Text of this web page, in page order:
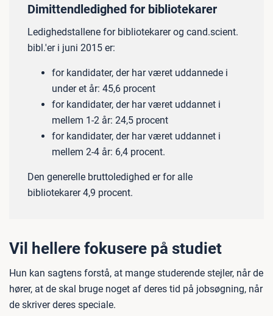
Dimittendledighed for bibliotekarer
Ledighedstallene for bibliotekarer og cand.scient.
bibl.'er i juni 2015 er:
for kandidater, der har været uddannede i
under et år: 45,6 procent
for kandidater, der har været uddannet i
mellem 1-2 år: 24,5 procent
for kandidater, der har været uddannet i
mellem 2-4 år: 6,4 procent.
Den generelle bruttoledighed er for alle
bibliotekarer 4,9 procent.
Vil hellere fokusere på studiet
Hun kan sagtens forstå, at mange studerende stejler, når de
hører, at de skal bruge noget af deres tid på jobsøgning, når
de skriver deres speciale.